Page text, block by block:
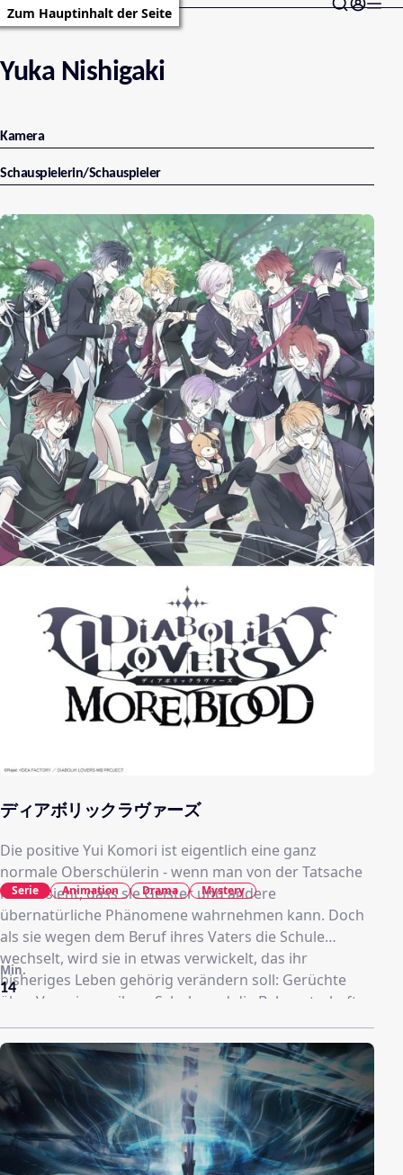
Zum Hauptinhalt der Seite
Yuka Nishigaki
Kamera
Schauspielerin/Schauspieler
ディアボリックラヴァーズ
Die positive Yui Komori ist eigentlich eine ganz
normale Oberschülerin - wenn man von der Tatsache
mal absieht, dass sie Geister und andere
übernatürliche Phänomene wahrnehmen kann. Doch
als sie wegen dem Beruf ihres Vaters die Schule
wechselt, wird sie in etwas verwickelt, das ihr
bisheriges Leben gehörig verändern soll: Gerüchte
über Vampire an ihrer Schule und die Bekanntschaft
mit den sadistischen Sakamaki Brüdern, mit denen die
arme Yui jetzt auch noch zusammenleben soll!
14
Min.
Serie Animation Drama Mystery